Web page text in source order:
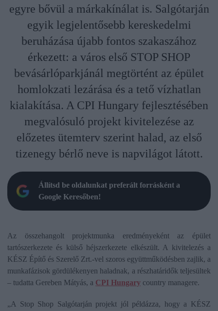
egyre bővül a márkakínálat is. Salgótarján
egyik legjelentősebb kereskedelmi
beruházása újabb fontos szakaszához
érkezett: a város első STOP SHOP
bevásárlóparkjánál megtörtént az épület
homlokzati lezárása és a tető vízhatlan
kialakítása. A CPI Hungary fejlesztésében
megvalósuló projekt kivitelezése az
előzetes ütemterv szerint halad, az első
tizenegy bérlő neve is napvilágot látott.
Állítsd be oldalunkat preferált forrásként a
Google Keresőben!
Az összehangolt projektmunka eredményeként az épület
tartószerkezete és külső héjszerkezete elkészült. A kivitelezés a
KÉSZ Építő és Szerelő Zrt.-vel szoros együttműködésben zajlik, a
munkafázisok gördülékenyen haladnak, a részhatáridők teljesültek
– tudatta Gereben Mátyás, a CPI Hungary country managere.
„A Stop Shop Salgótarján projekt jól példázza, hogy a KÉSZ